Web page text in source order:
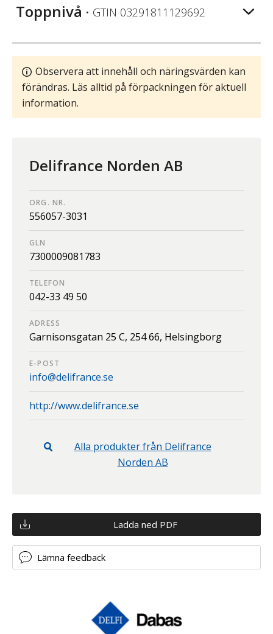
Toppnivå • GTIN 03291811129692
Observera att innehåll och näringsvärden kan
förändras. Läs alltid på förpackningen för aktuell
information.
Delifrance Norden AB
ORG. NR.
556057-3031
GLN
7300009081783
TELEFON
042-33 49 50
ADRESS
Garnisonsgatan 25 C, 254 66, Helsingborg
E-POST
info@delifrance.se
http://www.delifrance.se
Alla produkter från Delifrance
Norden AB
Ladda ned PDF
Lämna feedback